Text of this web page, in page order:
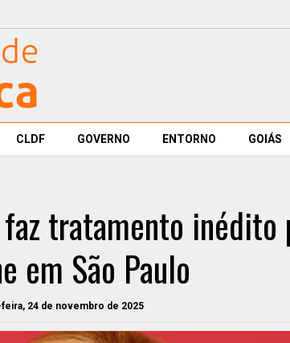
CLDF GOVERNO ENTORNO GOIÁS
tratamento inédito
em São Paulo
24 de novembro de 2025